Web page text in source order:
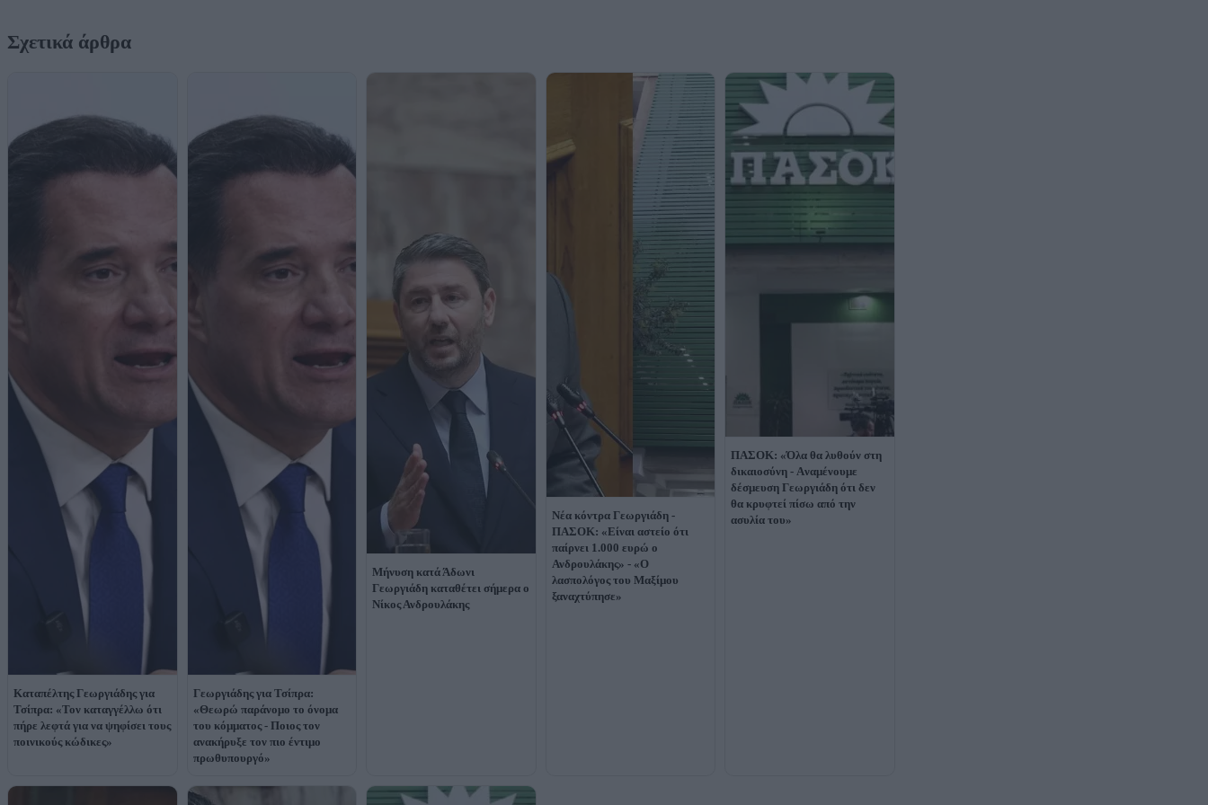
Σχετικά άρθρα
Καταπέλτης Γεωργιάδης για
Τσίπρα: «Τον καταγγέλλω ότι
πήρε λεφτά για να ψηφίσει τους
ποινικούς κώδικες»
Γεωργιάδης για Τσίπρα:
«Θεωρώ παράνομο το όνομα
του κόμματος - Ποιος τον
ανακήρυξε τον πιο έντιμο
πρωθυπουργό»
Μήνυση κατά Άδωνι
Γεωργιάδη καταθέτει σήμερα ο
Νίκος Ανδρουλάκης
Νέα κόντρα Γεωργιάδη -
ΠΑΣΟΚ: «Είναι αστείο ότι
παίρνει 1.000 ευρώ ο
Ανδρουλάκης» - «Ο
λασπολόγος του Μαξίμου
ξαναχτύπησε»
ΠΑΣΟΚ: «Όλα θα λυθούν στη
δικαιοσύνη - Aναμένουμε
δέσμευση Γεωργιάδη ότι δεν
θα κρυφτεί πίσω από την
ασυλία του»